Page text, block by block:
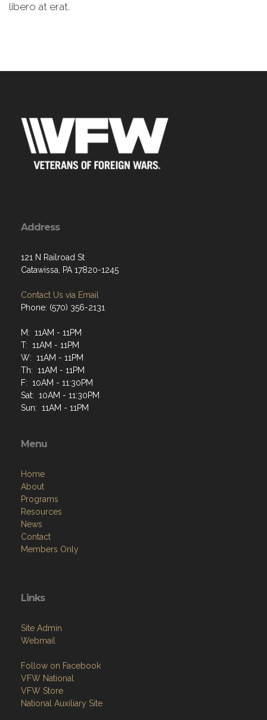
libero at erat.
Address
121 N Railroad St
Catawissa, PA 17820-1245
Contact Us via Email
Phone: (570) 356-2131
M: 11AM - 11PM
T: 11AM - 11PM
W: 11AM - 11PM
Th: 11AM - 11PM
F: 10AM - 11:30PM
Sat: 10AM - 11:30PM
Sun: 11AM - 11PM
Menu
Home
About
Programs
Resources
News
Contact
Members Only
Links
Site Admin
Webmail
Follow on Facebook
VFW National
VFW Store
National Auxiliary Site